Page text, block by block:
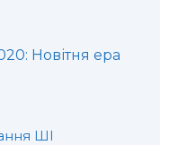
Новітня ера
ШІ